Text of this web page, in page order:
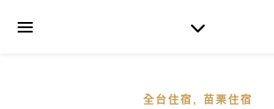
全台住宿 , 苗栗住宿